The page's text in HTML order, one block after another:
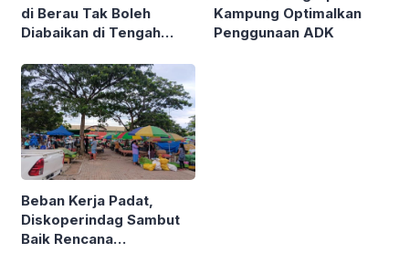
di Berau Tak Boleh
Diabaikan di Tengah
Kalimantan
Kampung Optimalkan
Penggunaan ADK
Beban Kerja Padat,
Diskoperindag Sambut
Baik Rencana